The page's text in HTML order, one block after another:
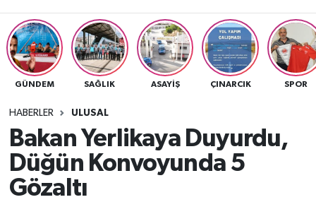
GÜNDEM SAĞLIK ASAYİŞ ÇINARCIK SPOR
HABERLER ULUSAL
Bakan Yerlikaya Duyurdu,
Düğün Konvoyunda 5
Gözaltı
EKONOMİ
KÜLTÜR
BİLİM VE TEKNOLOJİ
ASAYİŞ
Yalova Namaz Vakitleri
Yalova Trafik Yoğunluk Haritası
Tüm Manşetler
Son Dakika Haberleri